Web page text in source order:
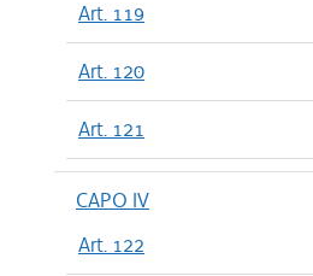
Art. 119
Art. 120
Art. 121
CAPO IV
Art. 122